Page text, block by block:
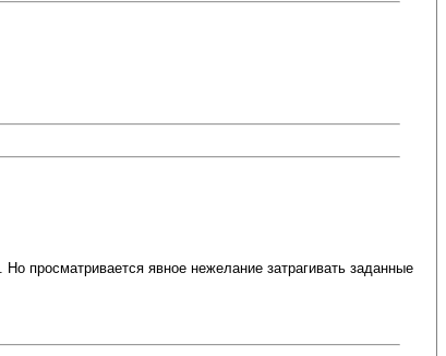
просматривается явное нежелание затрагивать заданные